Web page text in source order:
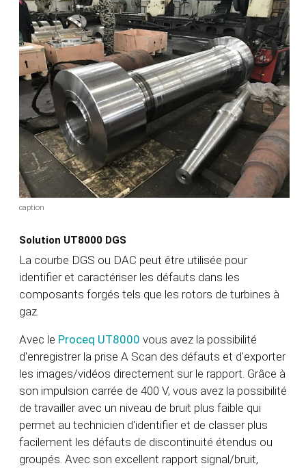
caption
Solution UT8000 DGS
La courbe DGS ou DAC peut être utilisée pour
identifier et caractériser les défauts dans les
composants forgés tels que les rotors de turbines à
gaz.
Avec le Proceq UT8000 vous avez la possibilité
d'enregistrer la prise A Scan des défauts et d'exporter
les images/vidéos directement sur le rapport. Grâce à
son impulsion carrée de 400 V, vous avez la possibilité
de travailler avec un niveau de bruit plus faible qui
permet au technicien d'identifier et de classer plus
facilement les défauts de discontinuité étendus ou
groupés. Avec son excellent rapport signal/bruit,